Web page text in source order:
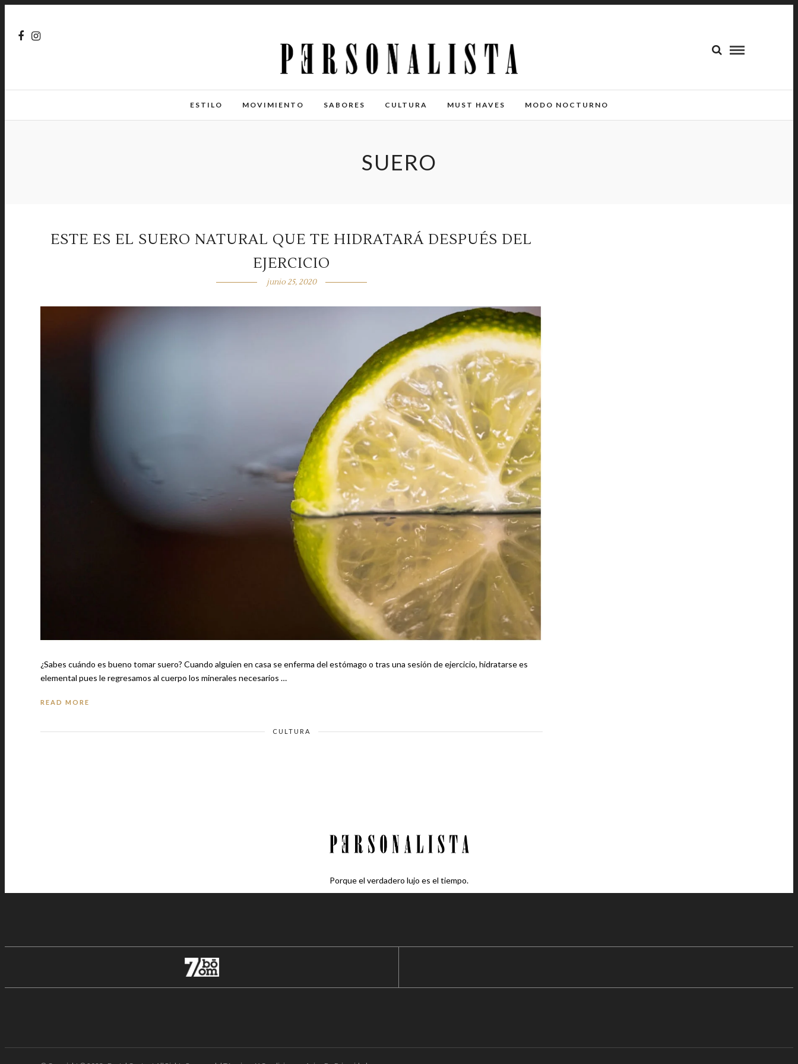
ESTILO MOVIMIENTO SABORES CULTURA MUST HAVES MODO NOCTURNO
SUERO
ESTE ES EL SUERO NATURAL QUE TE HIDRATARÁ DESPUÉS DEL
EJERCICIO
junio 25, 2020
¿Sabes cuándo es bueno tomar suero? Cuando alguien en casa se enferma del estómago o tras una sesión de ejercicio, hidratarse es
elemental pues le regresamos al cuerpo los minerales necesarios …
READ MORE
CULTURA
Porque el verdadero lujo es el tiempo.